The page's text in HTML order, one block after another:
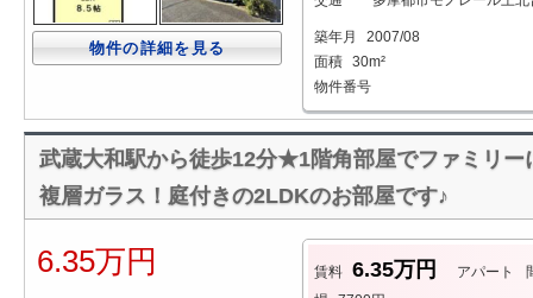
物件の詳細を見る
築年月
2007/08
面積 30m²
物件番号
武蔵大和駅から徒歩12分★1階角部屋でファミリー
複層ガラス！庭付きの2LDKのお部屋です♪
6.35万円 賃料 6.35万円 アパート